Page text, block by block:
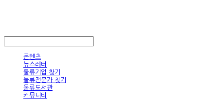
콘텐츠
뉴스레터
물류기업 찾기
물류전문가 찾기
물류도서관
커뮤니티